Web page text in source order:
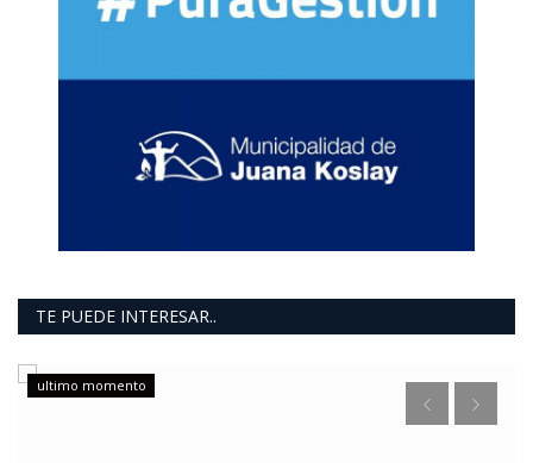
TE PUEDE INTERESAR..
ultimo momento